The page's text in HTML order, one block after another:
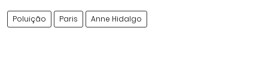
Poluição Paris Anne Hidalgo